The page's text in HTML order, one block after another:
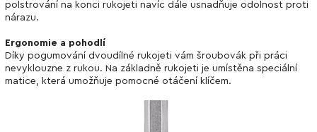
polstrování na konci rukojeti navíc dále usnadňuje odolnost proti
nárazu.
Ergonomie a pohodlí
Díky pogumování dvoudílné rukojeti vám šroubovák při práci
nevyklouzne z rukou. Na základně rukojeti je umístěna speciální
matice, která umožňuje pomocné otáčení klíčem.